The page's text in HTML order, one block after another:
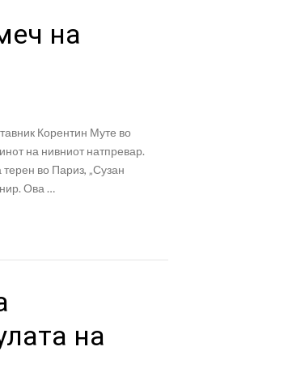
на
Корентин Муте во
на нивниот натпревар.
во Париз, „Сузан
Ова …
на